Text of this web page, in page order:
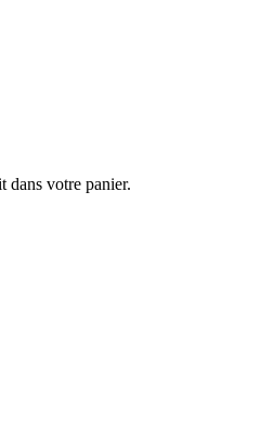
dans votre panier.